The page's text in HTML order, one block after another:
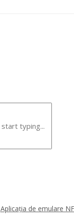
Aplicația de emulare